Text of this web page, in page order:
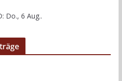
: Do., 6 Aug..